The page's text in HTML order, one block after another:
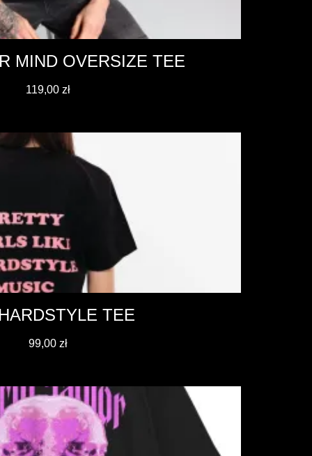
MIND OVERSIZE TEE
119,00 zł
TEE
99,00 zł